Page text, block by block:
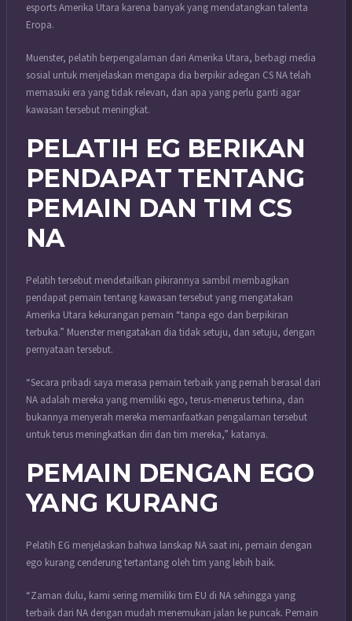
esports Amerika Utara karena banyak yang mendatangkan talenta
Eropa.
Muenster, pelatih berpengalaman dari Amerika Utara, berbagi media
sosial untuk menjelaskan mengapa dia berpikir adegan CS NA telah
memasuki era yang tidak relevan, dan apa yang perlu ganti agar
kawasan tersebut meningkat.
PELATIH EG BERIKAN
PENDAPAT TENTANG
PEMAIN DAN TIM CS
NA
Pelatih tersebut mendetailkan pikirannya sambil membagikan
pendapat pemain tentang kawasan tersebut yang mengatakan
Amerika Utara kekurangan pemain “tanpa ego dan berpikiran
terbuka.” Muenster mengatakan dia tidak setuju, dan setuju, dengan
pernyataan tersebut.
“Secara pribadi saya merasa pemain terbaik yang pernah berasal dari
NA adalah mereka yang memiliki ego, terus-menerus terhina, dan
bukannya menyerah mereka memanfaatkan pengalaman tersebut
untuk terus meningkatkan diri dan tim mereka,” katanya.
PEMAIN DENGAN EGO
YANG KURANG
Pelatih EG menjelaskan bahwa lanskap NA saat ini, pemain dengan
ego kurang cenderung tertantang oleh tim yang lebih baik.
“Zaman dulu, kami sering memiliki tim EU di NA sehingga yang
terbaik dari NA dengan mudah menemukan jalan ke puncak. Pemain